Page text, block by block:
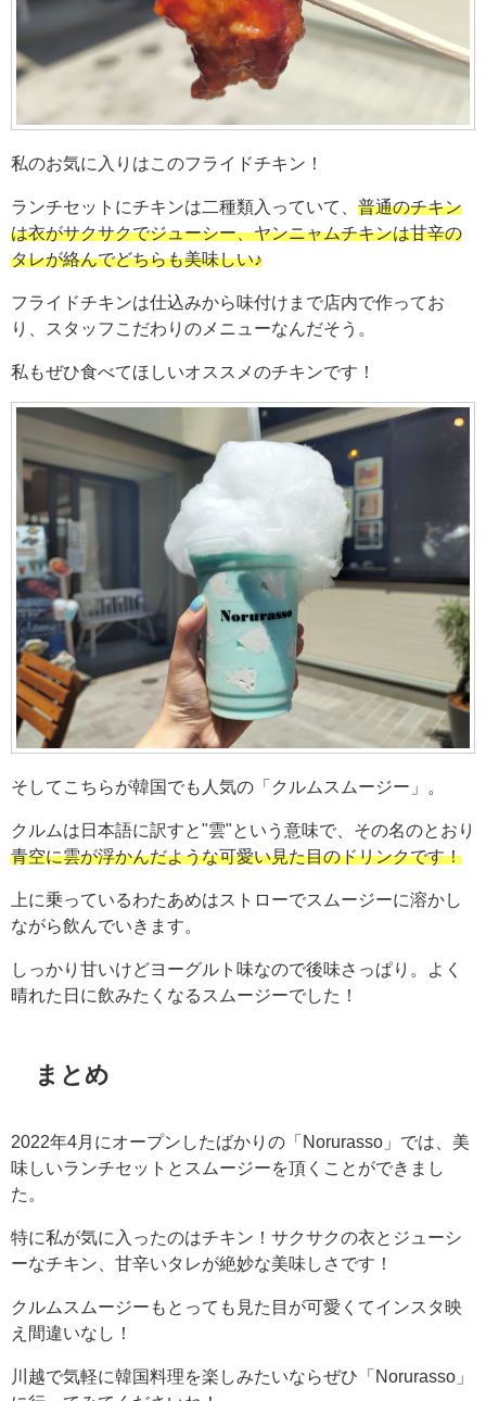
私のお気に入りはこのフライドチキン！
ランチセットにチキンは二種類入っていて、 普通のチキン
は衣がサクサクでジューシー、ヤンニャムチキンは甘辛の
タレが絡んでどちらも美味しい♪
フライドチキンは仕込みから味付けまで店内で作ってお
り、スタッフこだわりのメニューなんだそう。
私もぜひ食べてほしいオススメのチキンです！
そしてこちらが韓国でも人気の「クルムスムージー」。
クルムは日本語に訳すと"雲"という意味で、その名のとおり
青空に雲が浮かんだような可愛い見た目のドリンクです！
上に乗っているわたあめはストローでスムージーに溶かし
ながら飲んでいきます。
しっかり甘いけどヨーグルト味なので後味さっぱり。よく
晴れた日に飲みたくなるスムージーでした！
まとめ
2022年4月にオープンしたばかりの「Norurasso」では、美
味しいランチセットとスムージーを頂くことができまし
た。
特に私が気に入ったのはチキン！サクサクの衣とジューシ
ーなチキン、甘辛いタレが絶妙な美味しさです！
クルムスムージーもとっても見た目が可愛くてインスタ映
え間違いなし！
川越で気軽に韓国料理を楽しみたいならぜひ「Norurasso」